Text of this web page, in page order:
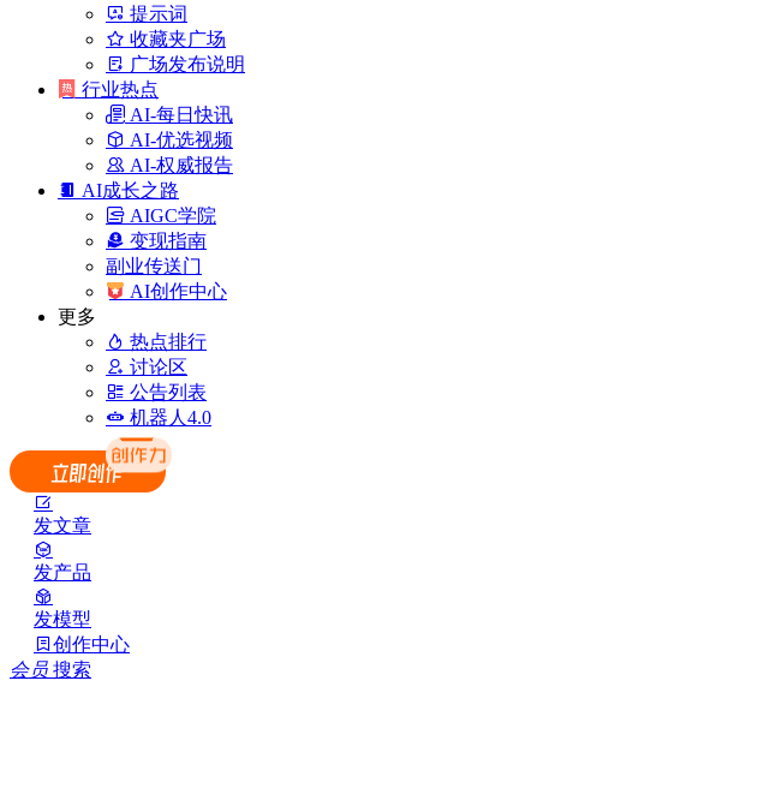
提示词
收藏夹广场
广场发布说明
行业热点
AI-每日快讯
AI-优选视频
AI-权威报告
AI成长之路
AIGC学院
变现指南
副业传送门
AI创作中心
更多
热点排行
讨论区
公告列表
机器人4.0
发文章
发产品
发模型
创作中心
会员 搜索